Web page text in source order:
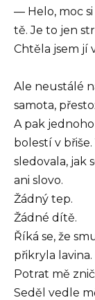
— Helo, moc
tě. Je to jen
Chtěla jsem jí
Ale neustálé
samota,
A pak
bolestí v
sledovala, jak
ani slovo.
Žádný tep.
Žádné dítě.
Říká se, že
přikryla lavina.
Potrat mě
Seděl vedle